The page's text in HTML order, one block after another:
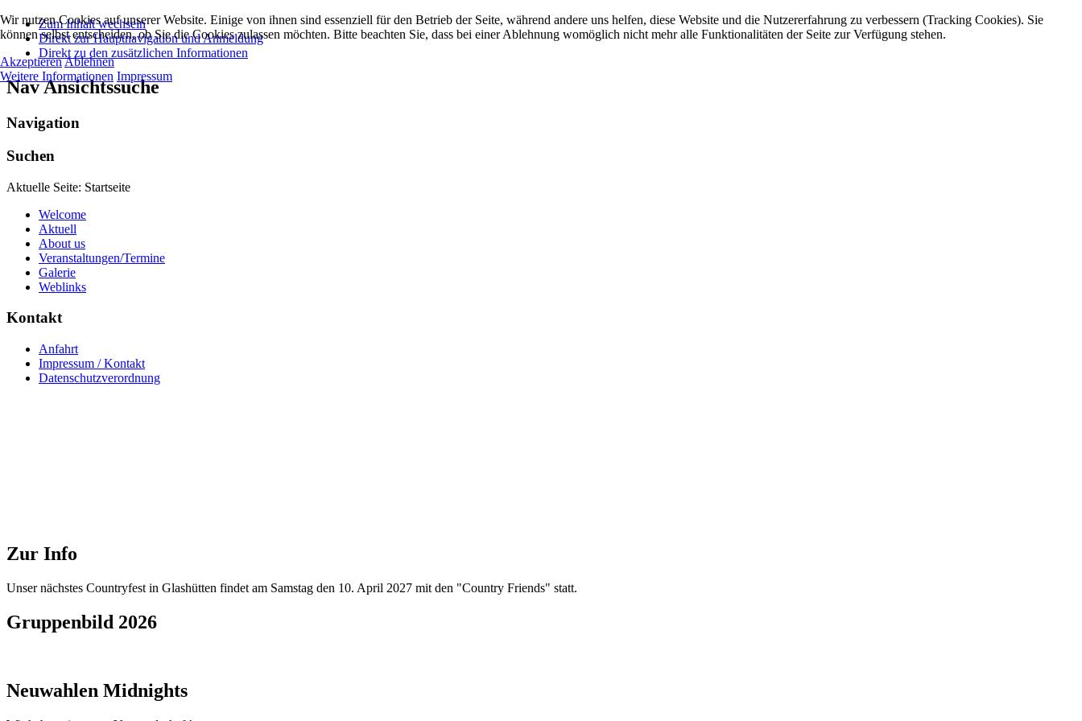
Zum Inhalt wechseln
Direkt zur Hauptnavigation und Anmeldung
Direkt zu den zusätzlichen Informationen
Nav Ansichtssuche
Navigation
Suchen
Aktuelle Seite: Startseite
Welcome
Aktuell
About us
Veranstaltungen/Termine
Galerie
Weblinks
Kontakt
Anfahrt
Impressum / Kontakt
Datenschutzverordnung
Zur Info
Unser nächstes Countryfest in Glashütten findet am Samstag den 10. April 2027 mit den "Country Friends" statt.
Gruppenbild 2026
Neuwahlen Midnights
Wir nutzen Cookies auf unserer Website. Einige von ihnen sind essenziell für den Betrieb der Seite, während andere uns helfen, diese Website und die Nutzererfahrung zu verbessern (Tracking Cookies). Sie
können selbst entscheiden, ob Sie die Cookies zulassen möchten. Bitte beachten Sie, dass bei einer Ablehnung womöglich nicht mehr alle Funktionalitäten der Seite zur Verfügung stehen.
AkzeptierenAblehnen
Weitere Informationen Impressum